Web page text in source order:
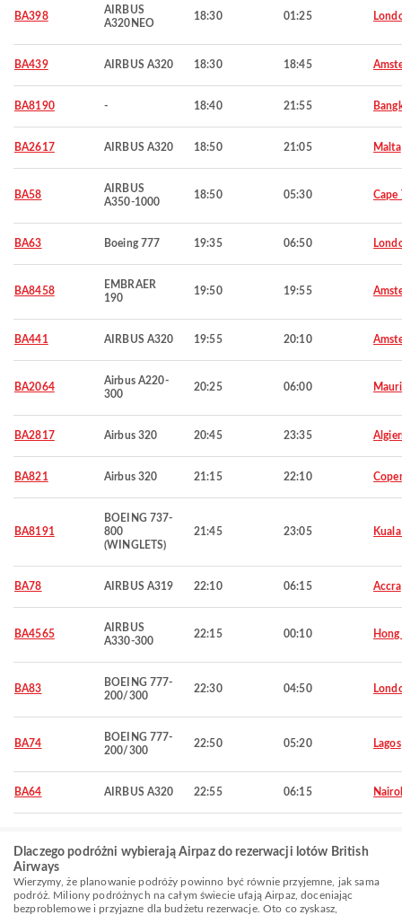
BA398
AIRBUS
A320NEO
18:30 01:25
BA439 AIRBUS A320 18:30 18:45
BA8190 - 18:40 21:55
BA2617 AIRBUS A320 18:50 21:05 Malta
BA58
AIRBUS
A350-1000
18:50 05:30 Cape
BA63 Boeing 777 19:35 06:50
BA8458
EMBRAER
190
19:50 19:55
BA441 AIRBUS A320 19:55 20:10
BA2064
Airbus A220-
300
20:25 06:00
BA2817 Airbus 320 20:45 23:35
BA821 Airbus 320 21:15 22:10
BA8191
BOEING 737-
800
(WINGLETS)
21:45 23:05
BA78 AIRBUS A319 22:10 06:15 Accra
BA4565
AIRBUS
A330-300
22:15 00:10
BA83
BOEING 777-
200/300
22:30 04:50
BA74
BOEING 777-
200/300
22:50 05:20 Lagos
BA64 AIRBUS A320 22:55 06:15
Dlaczego podróżni wybierają Airpaz do rezerwacji lotów British
Airways
Wierzymy, że planowanie podróży powinno być równie przyjemne, jak sama
podróż. Miliony podróżnych na całym świecie ufają Airpaz, doceniając
bezproblemowe i przyjazne dla budżetu rezerwacje. Oto co zyskasz,